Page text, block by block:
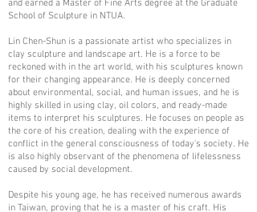
and earned a Master of Fine Arts degree at the Graduate
School of Sculpture in NTUA.
Lin Chen-Shun is a passionate artist who specializes in
clay sculpture and landscape art. He is a force to be
reckoned with in the art world, with his sculptures known
for their changing appearance. He is deeply concerned
about environmental, social, and human issues, and he is
highly skilled in using clay, oil colors, and ready-made
items to interpret his sculptures. He focuses on people as
the core of his creation, dealing with the experience of
conflict in the general consciousness of today's society. He
is also highly observant of the phenomena of lifelessness
caused by social development.
Despite his young age, he has received numerous awards
in Taiwan, proving that he is a master of his craft. His